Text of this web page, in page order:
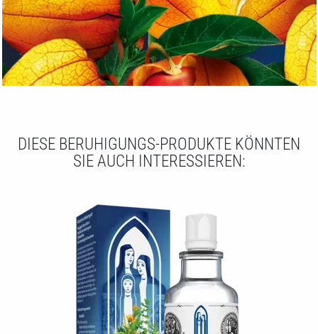
DIESE BERUHIGUNGS-PRODUKTE KÖNNTEN
SIE AUCH INTERESSIEREN: